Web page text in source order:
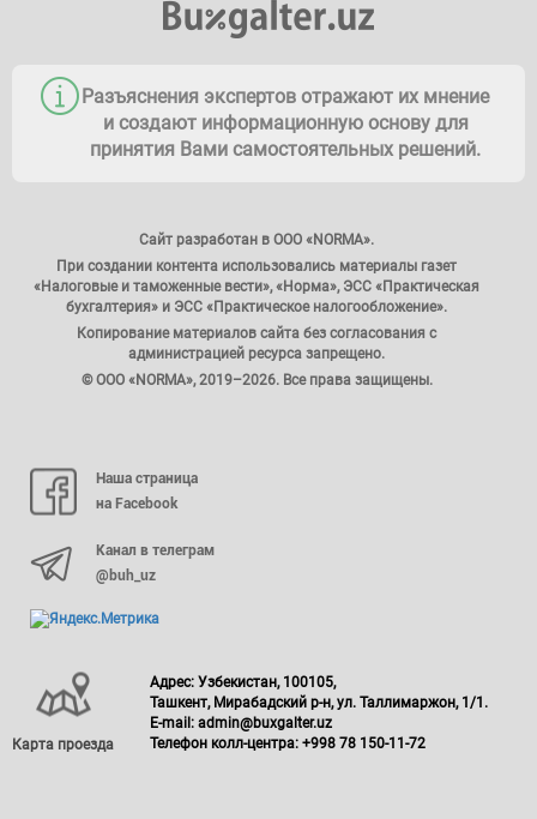
Разъяснения экспертов отражают их мнение
и создают информационную основу для
принятия Вами самостоятельных решений.
Сайт разработан в ООО «NORMA».
При создании контента использовались материалы газет
«Налоговые и таможенные вести», «Норма», ЭСС «Практическая
бухгалтерия» и ЭСС «Практическое налогообложение».
Копирование материалов сайта без согласования с
администрацией ресурса запрещено.
© ООО «NORMA», 2019–2026. Все права защищены.
Наша страница
на Facebook
Канал в телеграм
@buh_uz
Карта проезда
Адрес: Узбекистан, 100105,
Ташкент, Мирабадский р-н, ул. Таллимаржон, 1/1.
E-mail: admin@buxgalter.uz
Телефон колл-центра: +998 78 150-11-72